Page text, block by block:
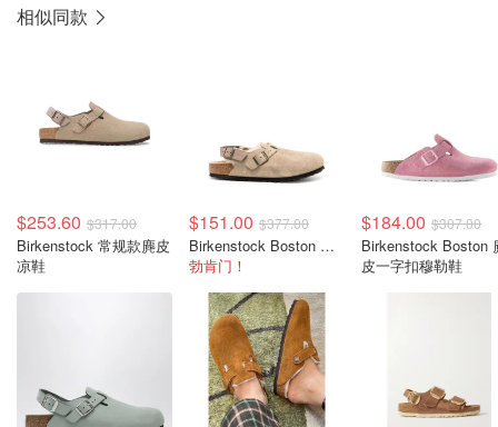
相似同款
$253.60 $317.00
Birkenstock 常规款麂皮
凉鞋
$151.00 $377.00
Birkenstock Boston 麂皮凉鞋
勃肯门！
$184.00 $307.00
Birkenstock Boston 麂
皮一字扣穆勒鞋